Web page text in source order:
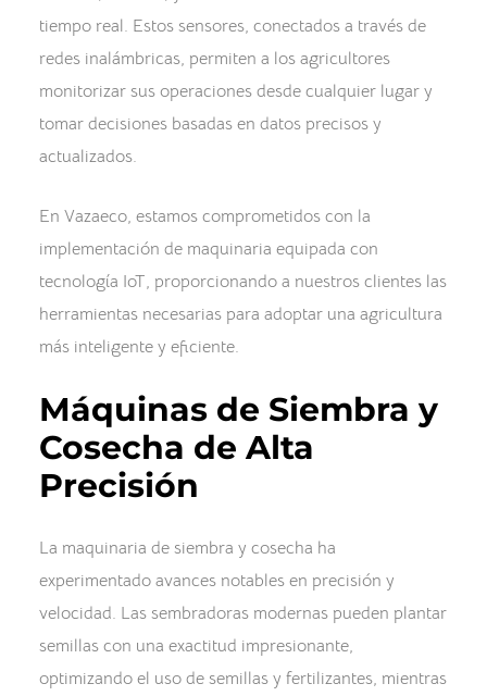
tiempo real. Estos sensores, conectados a través de
redes inalámbricas, permiten a los agricultores
monitorizar sus operaciones desde cualquier lugar y
tomar decisiones basadas en datos precisos y
actualizados.
En Vazaeco, estamos comprometidos con la
implementación de maquinaria equipada con
tecnología IoT, proporcionando a nuestros clientes las
herramientas necesarias para adoptar una agricultura
más inteligente y eficiente.
Máquinas de Siembra y
Cosecha de Alta
Precisión
La maquinaria de siembra y cosecha ha
experimentado avances notables en precisión y
velocidad. Las sembradoras modernas pueden plantar
semillas con una exactitud impresionante,
optimizando el uso de semillas y fertilizantes, mientras